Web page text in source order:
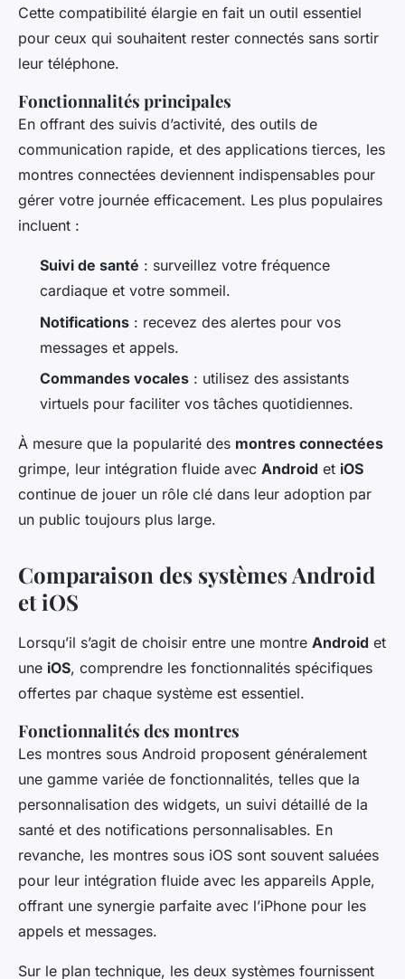
Cette compatibilité élargie en fait un outil essentiel
pour ceux qui souhaitent rester connectés sans sortir
leur téléphone.
Fonctionnalités principales
En offrant des suivis d’activité, des outils de
communication rapide, et des applications tierces, les
montres connectées deviennent indispensables pour
gérer votre journée efficacement. Les plus populaires
incluent :
Suivi de santé : surveillez votre fréquence
cardiaque et votre sommeil.
Notifications : recevez des alertes pour vos
messages et appels.
Commandes vocales : utilisez des assistants
virtuels pour faciliter vos tâches quotidiennes.
À mesure que la popularité des montres connectées
grimpe, leur intégration fluide avec Android et iOS
continue de jouer un rôle clé dans leur adoption par
un public toujours plus large.
Comparaison des systèmes Android
et iOS
Lorsqu’il s’agit de choisir entre une montre Android et
une iOS, comprendre les fonctionnalités spécifiques
offertes par chaque système est essentiel.
Fonctionnalités des montres
Les montres sous Android proposent généralement
une gamme variée de fonctionnalités, telles que la
personnalisation des widgets, un suivi détaillé de la
santé et des notifications personnalisables. En
revanche, les montres sous iOS sont souvent saluées
pour leur intégration fluide avec les appareils Apple,
offrant une synergie parfaite avec l’iPhone pour les
appels et messages.
Sur le plan technique, les deux systèmes fournissent